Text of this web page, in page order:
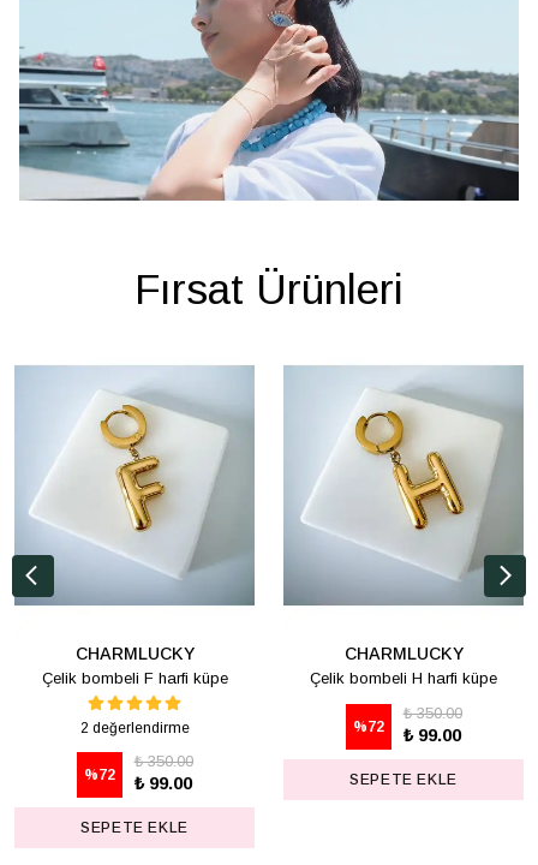
Fırsat Ürünleri
CHARMLUCKY
Çelik bombeli F harfi küpe
2 değerlendirme
%72
₺ 350.00
₺ 99.00
SEPETE EKLE
CHARMLUCKY
Çelik bombeli H harfi küpe
%72
₺ 350.00
₺ 99.00
SEPETE EKLE